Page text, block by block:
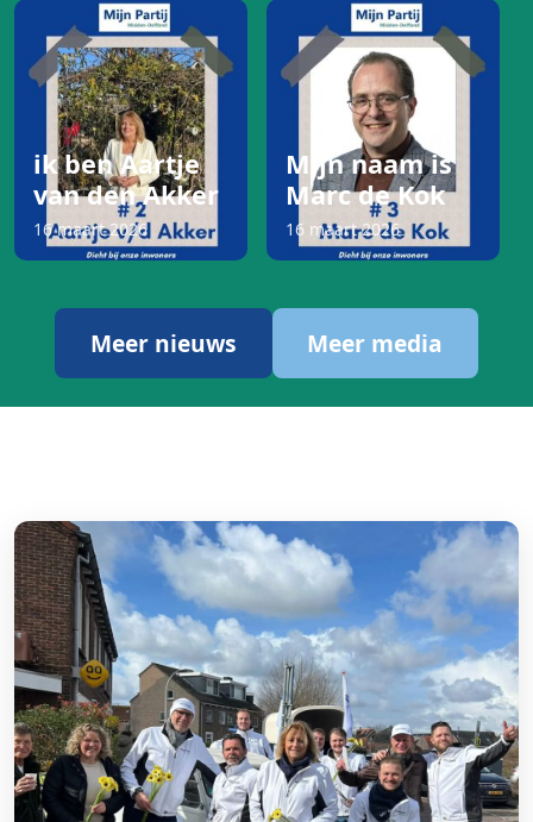
ik ben Aartje
van den Akker
16 maart 2026
Mijn naam is
Marc de Kok
16 maart 2026
Meer nieuws Meer media